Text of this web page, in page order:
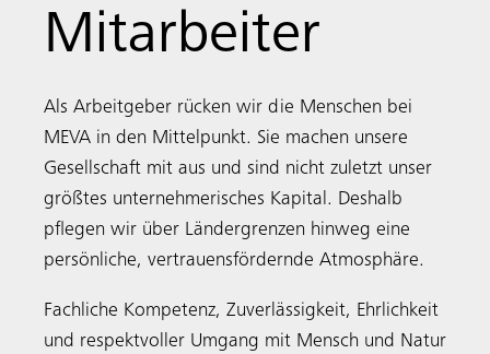
Mitarbeiter
Als Arbeitgeber rücken wir die Menschen bei
MEVA in den Mittelpunkt. Sie machen unsere
Gesellschaft mit aus und sind nicht zuletzt unser
größtes unternehmerisches Kapital. Deshalb
pflegen wir über Ländergrenzen hinweg eine
persönliche, vertrauensfördernde Atmosphäre.
Fachliche Kompetenz, Zuverlässigkeit, Ehrlichkeit
und respektvoller Umgang mit Mensch und Natur